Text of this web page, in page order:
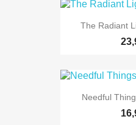
The Radiant
Needful